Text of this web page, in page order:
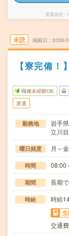
派遣会社
未読 掲載日 2026/
【寮完備
職種未経験OK
派遣
勤務地
岩手
立川
曜日頻度 月～金
時間 08:00
期間 長期
時給 時給
交
交通